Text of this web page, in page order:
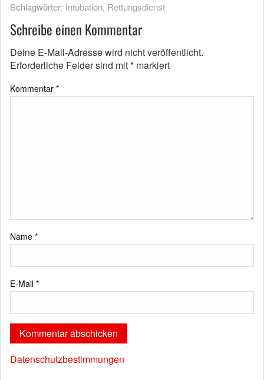
Schlagwörter: Intubation, Rettungsdienst
Schreibe einen Kommentar
Deine E-Mail-Adresse wird nicht veröffentlicht.
Erforderliche Felder sind mit* markiert
Kommentar *
Name *
E-Mail *
Datenschutzbestimmungen